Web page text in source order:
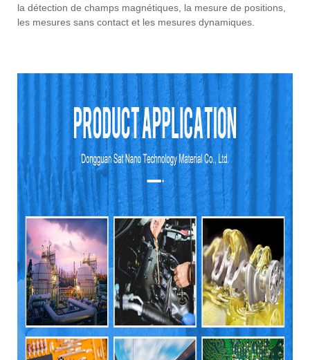
la détection de champs magnétiques, la mesure de positions,
les mesures sans contact et les mesures dynamiques.